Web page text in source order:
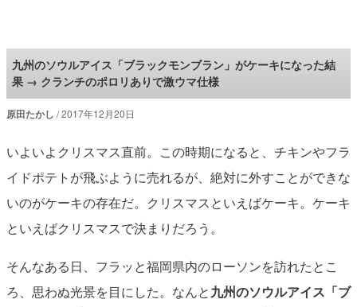
ロケットニュース24
九州のソウルアイス「ブラックモンブラン」がケーキになった結
果 → クランチのポロリありで激ウマ仕様
原田たかし 2017年12月20日
いよいよクリスマス直前。この時期になると、チキンやフラ
イドポテトが飛ぶように売れるが、絶対に外すことができな
いのがケーキの存在だ。クリスマスといえばケーキ。ケーキ
といえばクリスマスで決まりだろう。
そんなある日、フラッと福岡県内のローソンを訪れたとこ
ろ、思わぬ光景を目にした。なんと九州のソウルアイス「ブ